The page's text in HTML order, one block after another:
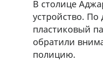
В столице
устройство.
пластиковый
обратили
полицию.